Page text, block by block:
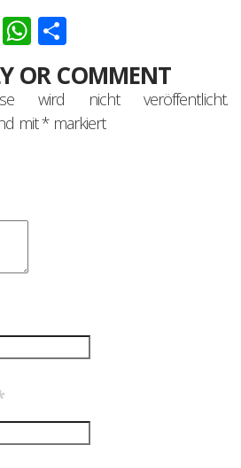
Pinterest
WhatsApp
OR COMMENT
wird nicht veröffentlicht.
mit*markiert